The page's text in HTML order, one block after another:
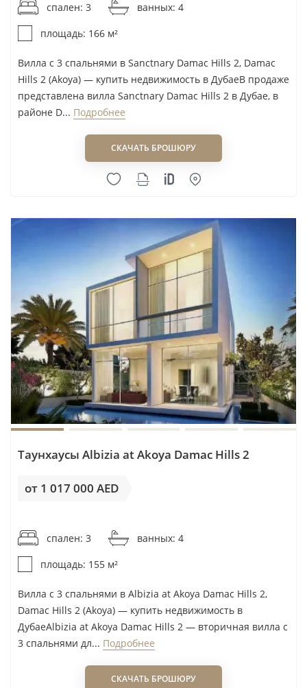
спален: 3
ванных: 4
площадь: 166 м²
Вилла с 3 спальнями в Sanctnary Damac Hills 2, Damac
Hills 2 (Akoya) — купить недвижимость в ДубаеВ продаже
представлена вилла Sanctnary Damac Hills 2 в Дубае, в
районе D... Подробнее
СКАЧАТЬ БРОШЮРУ
Таунхаусы Albizia at Akoya Damac Hills 2
от 1 017 000 AED
спален: 3
ванных: 4
площадь: 155 м²
Вилла с 3 спальнями в Albizia at Akoya Damac Hills 2,
Damac Hills 2 (Akoya) — купить недвижимость в
ДубаеAlbizia at Akoya Damac Hills 2 — вторичная вилла с
3 спальнями дл... Подробнее
СКАЧАТЬ БРОШЮРУ